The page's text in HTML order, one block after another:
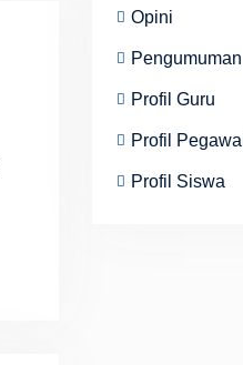
Opini
Pengumuman
Profil Guru
Profil
Profil Siswa